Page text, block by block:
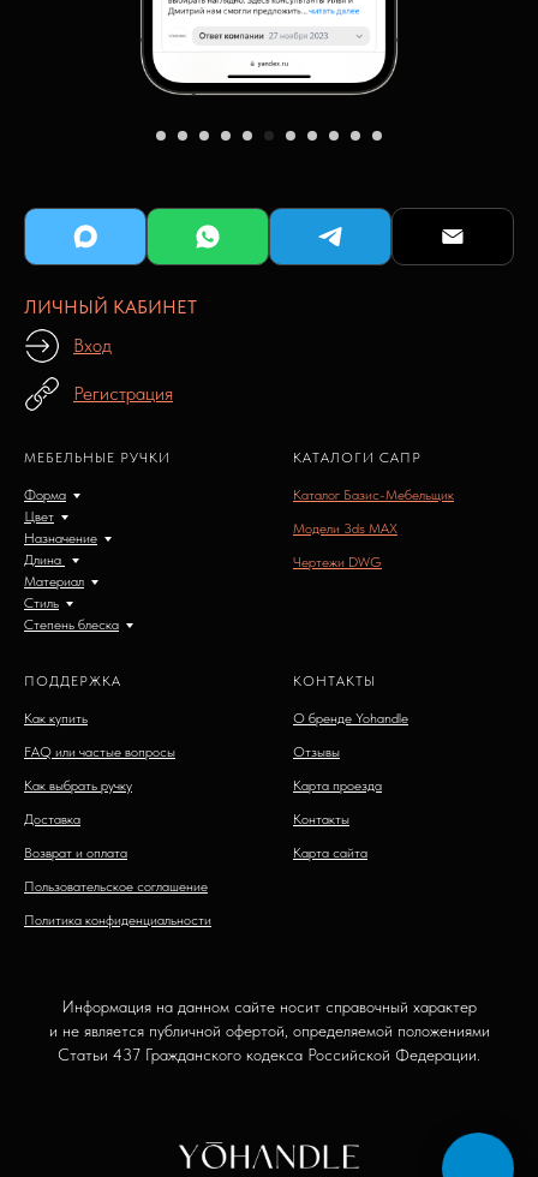
ЛИЧНЫЙ КАБИНЕТ
Вход
Регистрация
МЕБЕЛЬНЫЕ РУЧКИ
Форма
Цвет
Назначение
Длина
Материал
Стиль
Степень блеска
КАТАЛОГИ САПР
Каталог Базис-Мебельщик
Модели 3ds MAX
Чертежи DWG
ПОДДЕРЖКА
Как купить
FAQ или частые вопросы
Как выбрать ручку
Доставка
Возврат и оплата
Пользовательское соглашение
Политика конфиденциальности
КОНТАКТЫ
О бренде Yohandle
Отзывы
Карта проезда
Контакты
Карта сайта
Информация на данном сайте носит справочный характер
и не является публичной офертой, определяемой положениями
Статьи 437 Гражданского кодекса Российской Федерации.